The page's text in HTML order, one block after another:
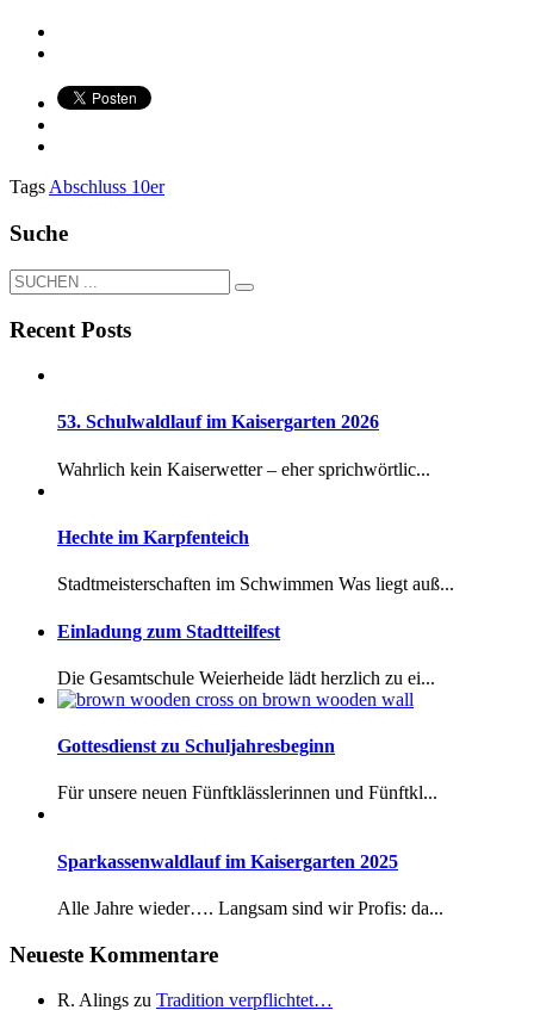
Tags Abschluss 10er
Suche
Recent Posts
53. Schulwaldlauf im Kaisergarten 2026
Wahrlich kein Kaiserwetter – eher sprichwörtlic...
Hechte im Karpfenteich
Stadtmeisterschaften im Schwimmen Was liegt auß...
Einladung zum Stadtteilfest
Die Gesamtschule Weierheide lädt herzlich zu ei...
Gottesdienst zu Schuljahresbeginn
Für unsere neuen Fünftklässlerinnen und Fünftkl...
Sparkassenwaldlauf im Kaisergarten 2025
Alle Jahre wieder…. Langsam sind wir Profis: da...
Neueste Kommentare
R. Alings zu Tradition verpflichtet…